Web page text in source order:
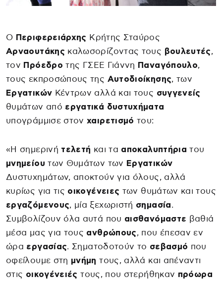
Ο Περιφερειάρχης Κρήτης Σταύρος
Αρναουτάκηςκαλωσορίζοντας τους βουλευτές,
τον Πρόεδρο της ΓΣΕΕ Γιάννη Παναγόπουλο,
τους εκπροσώπους της Αυτοδιοίκησης, των
Εργατικών Κέντρων αλλά και τους συγγενείς
θυμάτων από εργατικά δυστυχήματα
υπογράμμισε στονχαιρετισμό του:
«H σημερινή τελετή και τα αποκαλυπτήρια του
μνημείου των Θυμάτων των Εργατικών
Δυστυχημάτων, αποκτούν για όλους, αλλά
κυρίως για τις οικογένειες των θυμάτων και τους
εργαζόμενους, μία ξεχωριστή σημασία.
Συμβολίζουν όλα αυτά που αισθανόμαστε βαθιά
μέσα μας για τους ανθρώπους, που έπεσαν εν
ώρα εργασίας. Σηματοδοτούν το σεβασμό που
οφείλουμε στη μνήμη τους, αλλά και απέναντι
στις οικογένειές τους, που στερήθηκαν πρόωρα